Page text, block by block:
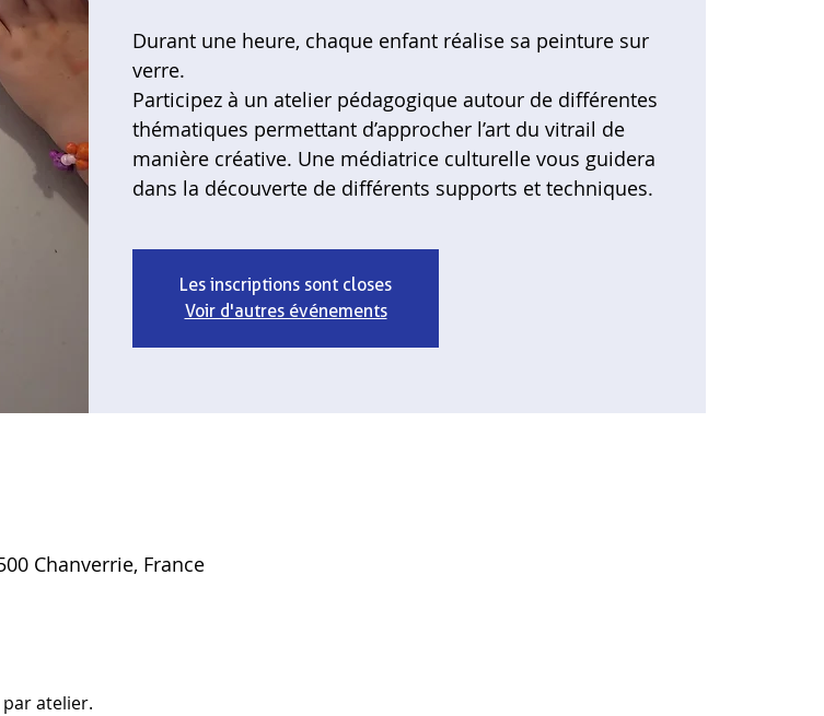
Durant une heure, chaque enfant réalise sa peinture sur
verre.
Participez à un atelier pédagogique autour de différentes
thématiques permettant d’approcher l’art du vitrail de
manière créative. Une médiatrice culturelle vous guidera
dans la découverte de différents supports et techniques.
Les inscriptions sont closes
Voir d'autres événements
Chanverrie, France
atelier.